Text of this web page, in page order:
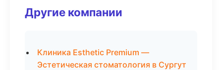
Другие компании
Клиника Esthetic Premium —
Эстетическая стоматология в Сургут